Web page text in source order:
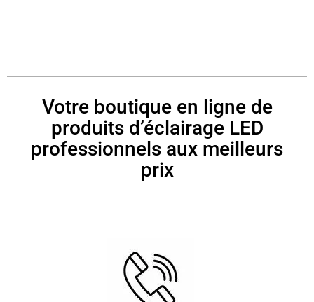
Votre boutique en ligne de
produits d’éclairage LED
professionnels aux meilleurs
prix